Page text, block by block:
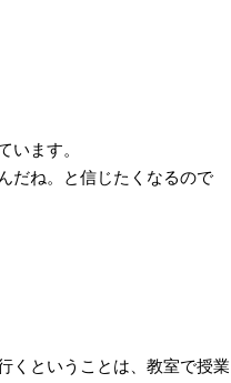
います。
だね。と信じたくなるので
くということは、教室で授業